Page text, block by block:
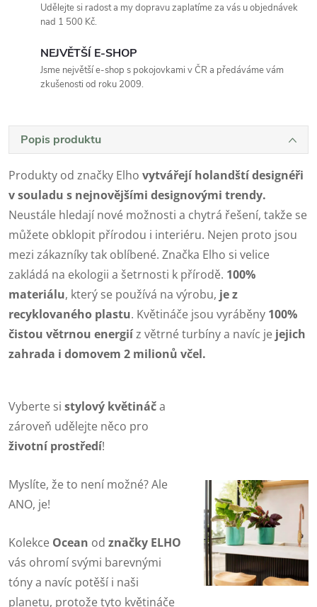
Udělejte si radost a my dopravu zaplatíme za vás u objednávek
nad 1 500 Kč.
NEJVĚTŠÍ E-SHOP
Jsme největší e-shop s pokojovkami v ČR a předáváme vám
zkušenosti od roku 2009.
Popis produktu
Produkty od značky Elho vytvářejí holandští designéři
v souladu s nejnovějšími designovými trendy.
Neustále hledají nové možnosti a chytrá řešení, takže se
můžete obklopit přírodou i interiéru. Nejen proto jsou
mezi zákazníky tak oblíbené. Značka Elho si velice
zakládá na ekologii a šetrnosti k přírodě. 100%
materiálu, který se používá na výrobu, je z
recyklovaného plastu. Květináče jsou vyráběny 100%
čistou větrnou energiíz větrné turbíny a navíc je jejich
zahrada i domovem 2 milionů včel.
Vyberte si stylový květináča
zároveň udělejte něco pro
životní prostředí!
Myslíte, že to není možné? Ale
ANO, je!
Kolekce Ocean od značky ELHO
vás ohromí svými barevnými
tóny a navíc potěší i naši
planetu, protože tyto květináče